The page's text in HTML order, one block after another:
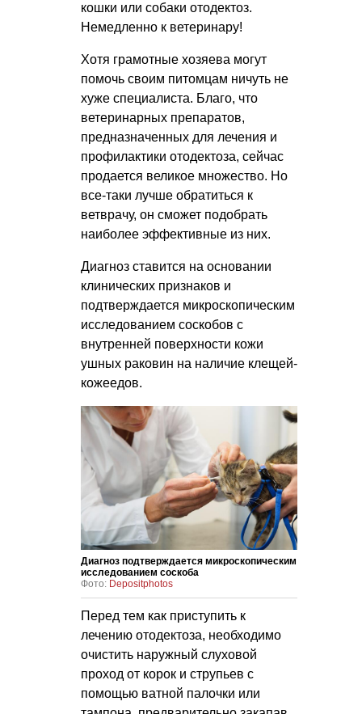
кошки или собаки отодектоз.
Немедленно к ветеринару!
Хотя грамотные хозяева могут
помочь своим питомцам ничуть не
хуже специалиста. Благо, что
ветеринарных препаратов,
предназначенных для лечения и
профилактики отодектоза, сейчас
продается великое множество. Но
все-таки лучше обратиться к
ветврачу, он сможет подобрать
наиболее эффективные из них.
Диагноз ставится на основании
клинических признаков и
подтверждается микроскопическим
исследованием соскобов с
внутренней поверхности кожи
ушных раковин на наличие клещей-
кожеедов.
Диагноз подтверждается микроскопическим
исследованием соскоба
Фото: Depositphotos
Перед тем как приступить к
лечению отодектоза, необходимо
очистить наружный слуховой
проход от корок и струпьев с
помощью ватной палочки или